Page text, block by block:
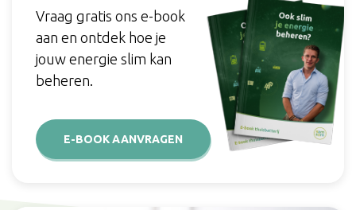
Vraag gratis ons e-book
aan en ontdek hoe je
jouw energie slim kan
beheren.
E-BOOK AANVRAGEN